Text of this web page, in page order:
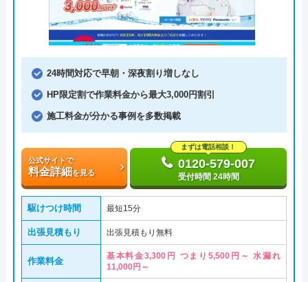
24時間対応で早朝・深夜割り増しなし
HP限定割で作業料金から最大3,000円割引
施工料金が分かる事例を多数掲載
公式サイトで
料金詳細を見る
まずは電話相談！
0120-579-007
受付時間 24時間
駆けつけ時間 最短15分
出張見積もり 出張見積もり無料
作業料金
基本料金3,300円 つまり5,500円～ 水漏れ
11,000円～